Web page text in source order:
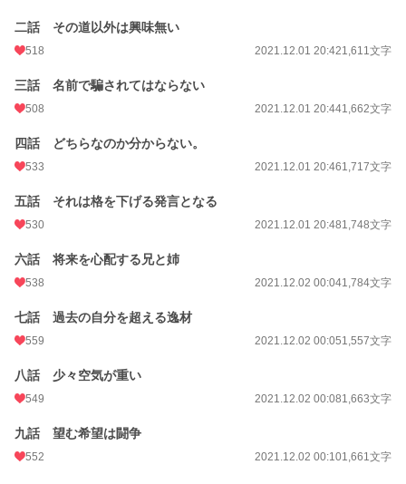
24h.ポイント
文字数 2,982,798
更新日時
初回公開日時 2021.12.01 20:35
週間ポイント
月間ポイント 127,601 pt (311 位)
累計ポイント 22,704,095 pt (51 位)
二話 その道以外は興味無い
518 2021.12.01 20:421,611文字
三話 名前で騙されてはならない
508 2021.12.01 20:441,662文字
四話 どちらなのか分からない。
533 2021.12.01 20:461,717文字
五話 それは格を下げる発言となる
530 2021.12.01 20:481,748文字
六話 将来を心配する兄と姉
538 2021.12.02 00:041,784文字
七話 過去の自分を超える逸材
559 2021.12.02 00:051,557文字
八話 少々空気が重い
549 2021.12.02 00:081,663文字
九話 望む希望は闘争
552 2021.12.02 00:101,661文字